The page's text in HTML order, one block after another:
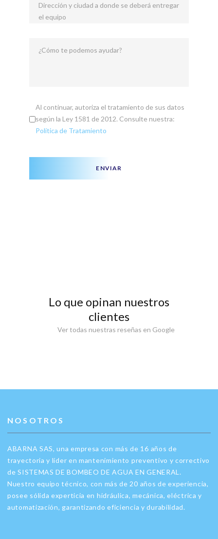
Dirección y ciudad a donde se deberá entregar
el equipo
¿Cómo te podemos ayudar?
Al continuar, autoriza el tratamiento de sus datos
según la Ley 1581 de 2012. Consulte nuestra:
Política de Tratamiento
ENVIAR
Lo que opinan nuestros
clientes
Ver todas nuestras reseñas en Google
NOSOTROS
ABARNA SAS, una empresa con más de 16 años de
trayectoria y líder en mantenimiento preventivo y correctivo
de SISTEMAS DE BOMBEO DE AGUA EN GENERAL.
Nuestro equipo técnico, con más de 20 años de experiencia,
posee sólida experticia en hidráulica, mecánica, eléctrica y
automatización, garantizando eficiencia y durabilidad.